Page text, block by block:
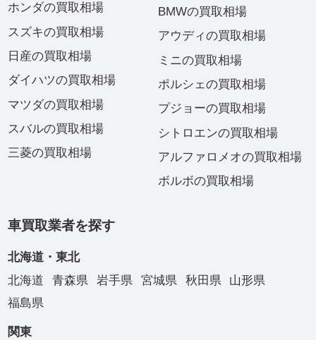
ホンダの買取相場
スズキの買取相場
日産の買取相場
ダイハツの買取相場
マツダの買取相場
スバルの買取相場
三菱の買取相場
BMWの買取相場
アウディの買取相場
ミニの買取相場
ポルシェの買取相場
プジョーの買取相場
シトロエンの買取相場
アルファロメオの買取相場
ボルボの買取相場
車買取業者を探す
北海道・東北
北海道
青森県 岩手県 宮城県 秋田県
山形県
福島県
関東